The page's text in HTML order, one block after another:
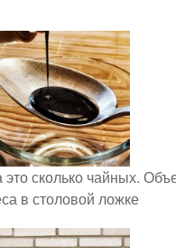
это сколько чайных.
в столовой ложке